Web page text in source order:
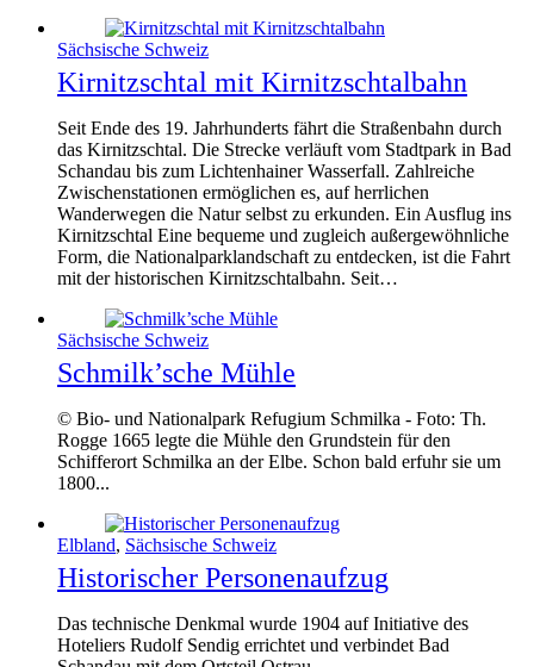
Sächsische Schweiz
Kirnitzschtal mit Kirnitzschtalbahn
Seit Ende des 19. Jahrhunderts fährt die Straßenbahn durch
das Kirnitzschtal. Die Strecke verläuft vom Stadtpark in Bad
Schandau bis zum Lichtenhainer Wasserfall. Zahlreiche
Zwischenstationen ermöglichen es, auf herrlichen
Wanderwegen die Natur selbst zu erkunden. Ein Ausflug ins
Kirnitzschtal Eine bequeme und zugleich außergewöhnliche
Form, die Nationalparklandschaft zu entdecken, ist die Fahrt
mit der historischen Kirnitzschtalbahn. Seit…
Sächsische Schweiz
Schmilk’sche Mühle
© Bio- und Nationalpark Refugium Schmilka - Foto: Th.
Rogge 1665 legte die Mühle den Grundstein für den
Schifferort Schmilka an der Elbe. Schon bald erfuhr sie um
1800...
Elbland, Sächsische Schweiz
Historischer Personenaufzug
Das technische Denkmal wurde 1904 auf Initiative des
Hoteliers Rudolf Sendig errichtet und verbindet Bad